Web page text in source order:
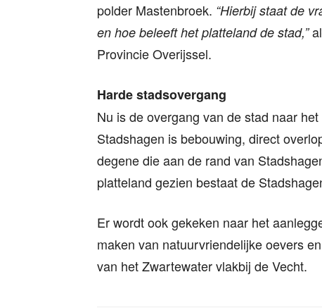
polder Mastenbroek. “Hierbij staat de
en hoe beleeft het platteland de stad,”
Provincie Overijssel.
Harde stadsovergang
Nu is de overgang van de stad naar
Stadshagen is bebouwing, direct
degene die aan de rand van
platteland gezien bestaat de
Er wordt ook gekeken naar het
maken van natuurvriendelijke oevers
van het Zwartewater vlakbij de Vecht.